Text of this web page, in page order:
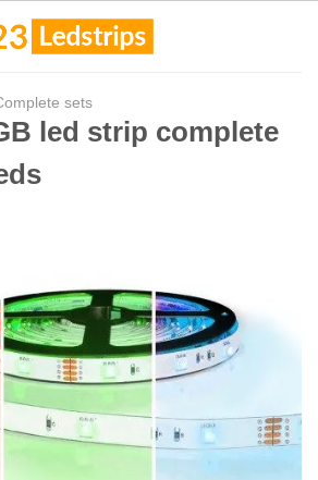
sets
led strip complete